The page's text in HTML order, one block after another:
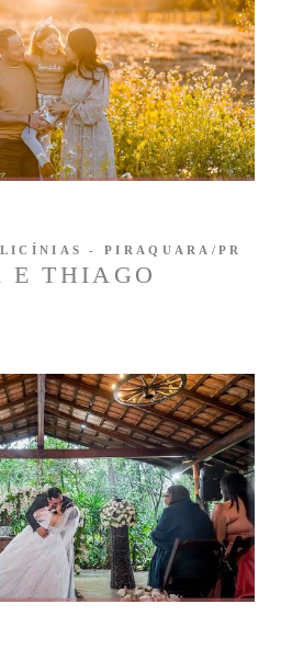
E THIAGO
- PIRAQUARA/PR